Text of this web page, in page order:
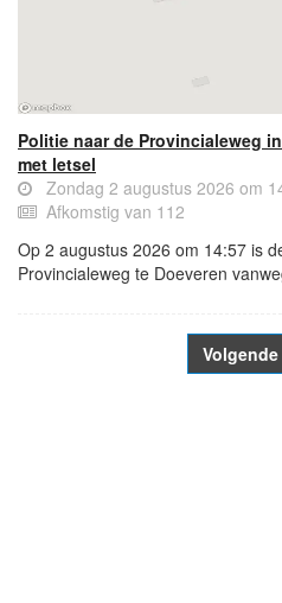
Politie naar de Provincialeweg
met letsel
Zondag 2 augustus 2026 om
Afkomstig van 112
Op 2 augustus 2026 om 14:57 is
Provincialeweg te Doeveren